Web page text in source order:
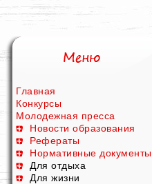
Главная
Конкурсы
Молодежная пресса
Новости образования
Рефераты
Нормативные документы
Для отдыха
Для жизни